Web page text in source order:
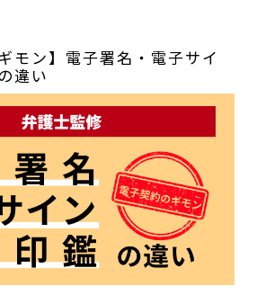
モン】電子署名・電子サイ
違い